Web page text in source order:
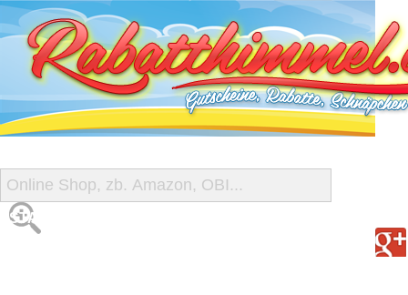
START